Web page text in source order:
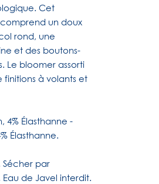
Cet
un doux
rond, une
et des boutons-
Le bloomer assorti
à volants et
4% Élasthanne -
Élasthanne.
par
de Javel interdit.